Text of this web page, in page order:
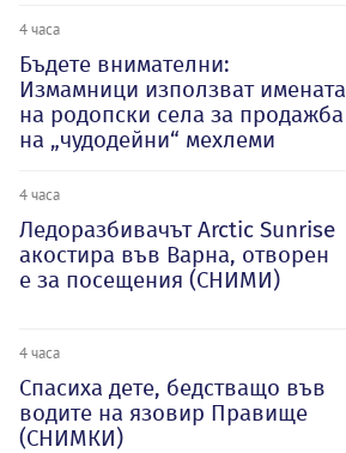
4 часа
Бъдете внимателни:
Измамници използват имената
на родопски села за продажба
на „чудодейни“ мехлеми
4 часа
Ледоразбивачът Arctic Sunrise
акостира във Варна, отворен
е за посещения (СНИМИ)
4 часа
Спасиха дете, бедстващо във
водите на язовир Правище
(СНИМКИ)